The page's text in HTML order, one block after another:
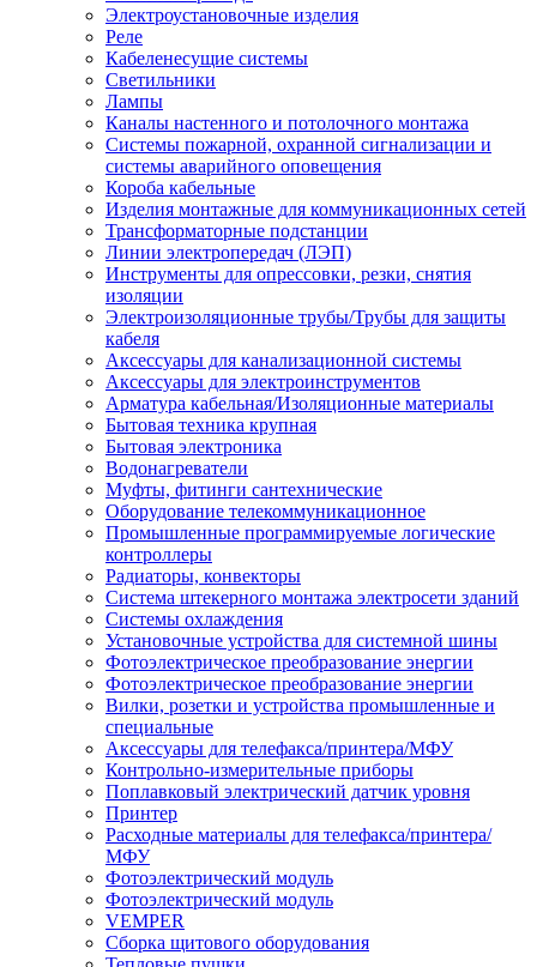
Электроустановочные изделия
Реле
Кабеленесущие системы
Светильники
Лампы
Каналы настенного и потолочного монтажа
Системы пожарной, охранной сигнализации и
системы аварийного оповещения
Короба кабельные
Изделия монтажные для коммуникационных сетей
Трансформаторные подстанции
Линии электропередач (ЛЭП)
Инструменты для опрессовки, резки, снятия
изоляции
Электроизоляционные трубы/Трубы для защиты
кабеля
Аксессуары для канализационной системы
Аксессуары для электроинструментов
Арматура кабельная/Изоляционные материалы
Бытовая техника крупная
Бытовая электроника
Водонагреватели
Муфты, фитинги сантехнические
Оборудование телекоммуникационное
Промышленные программируемые логические
контроллеры
Радиаторы, конвекторы
Система штекерного монтажа электросети зданий
Системы охлаждения
Установочные устройства для системной шины
Фотоэлектрическое преобразование энергии
Фотоэлектрическое преобразование энергии
Вилки, розетки и устройства промышленные и
специальные
Аксессуары для телефакса/принтера/МФУ
Контрольно-измерительные приборы
Поплавковый электрический датчик уровня
Принтер
Расходные материалы для телефакса/принтера/
МФУ
Фотоэлектрический модуль
Фотоэлектрический модуль
VEMPER
Сборка щитового оборудования